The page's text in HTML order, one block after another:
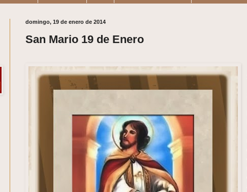
domingo, 19 de enero de 2014
San Mario 19 de Enero